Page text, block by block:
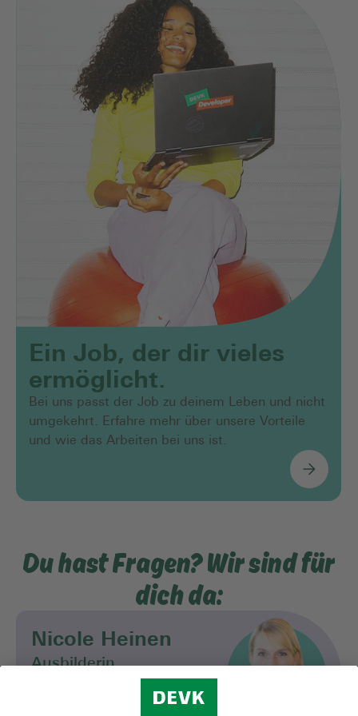
Ein Job, der dir vieles
ermöglicht.
Bei uns passt der Job zu deinem Leben und nicht
umgekehrt. Erfahre mehr über unsere Vorteile
und wie das Arbeiten bei uns ist.
Du hast Fragen? Wir sind für
dich da:
Nicole Heinen
Ausbilderin